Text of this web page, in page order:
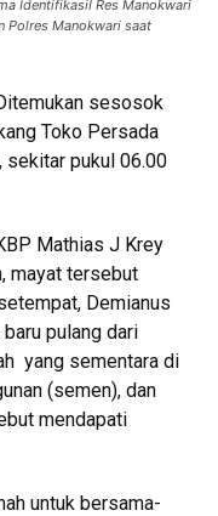
IdentifikasiI Res Manokwari
Polres Manokwari saat
sesosok
Toko Persada
pukul 06.00
Mathias J Krey
mayat tersebut
Demianus
pulang dari
yang sementara di
(semen), dan
mendapati
untuk bersama-